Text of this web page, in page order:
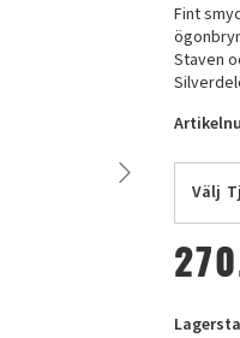
Fint
Staven
Välj